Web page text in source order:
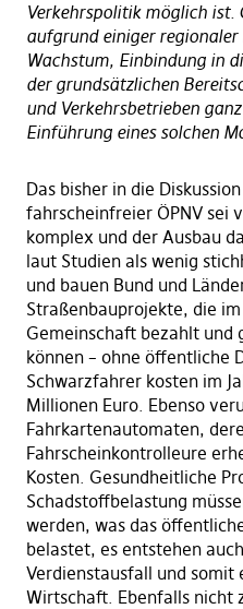
Verkehrspolitik möglich ist.
aufgrund einiger regionaler
Wachstum, Einbindung in
der grundsätzlichen
und Verkehrsbetrieben
Einführung eines solchen
Das bisher in die
fahrscheinfreier ÖPNV sei
komplex und der Ausbau
laut Studien als wenig
und bauen Bund und
Straßenbauprojekte, die
Gemeinschaft bezahlt und
können – ohne öffentliche
Schwarzfahrer kosten im
Millionen Euro. Ebenso
Fahrkartenautomaten,
Fahrscheinkontrolleure
Kosten. Gesundheitliche
Schadstoffbelastung
werden, was das
belastet, es entstehen
Verdienstausfall und somit
Wirtschaft. Ebenfalls nicht